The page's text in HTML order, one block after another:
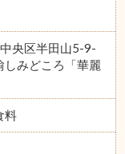
央区半田山5-9-
しみどころ「華麗
料